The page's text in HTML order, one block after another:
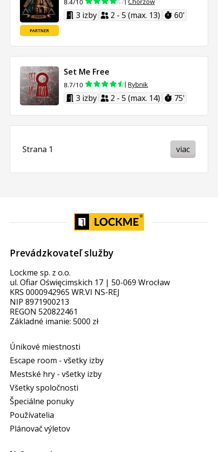
PARTNER
8.4/10
3 izby 2 - 5 (max. 13) 60'
Set Me Free
8.7/10 Rybnik
3 izby 2 - 5 (max. 14) 75'
Strana 1 viac
Prevádzkovateľ služby
Lockme sp. z o.o.
ul. Ofiar Oświęcimskich 17 | 50-069 Wrocław
KRS 0000942965 WR.VI NS-REJ
NIP 8971900213
REGON 520822461
Základné imanie: 5000 zł
Únikové miestnosti
Escape room - všetky izby
Mestské hry - všetky izby
Všetky spoločnosti
Špeciálne ponuky
Používatelia
Plánovač výletov